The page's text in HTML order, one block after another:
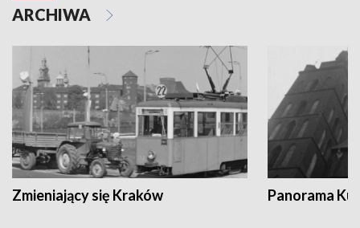
ARCHIWA
Zmieniający się Kraków Panorama